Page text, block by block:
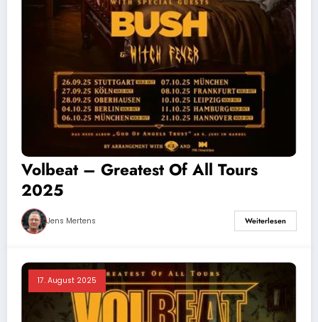
Volbeat – Greatest Of All Tours
2025
Jens Mertens Weiterlesen
17. August 2025